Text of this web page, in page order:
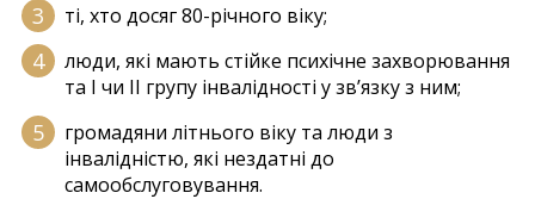
ті, хто досяг 80-річного віку;
люди, які мають стійке психічне захворювання
та І чи ІІ групу інвалідності у зв’язку з ним;
громадяни літнього віку та люди з
інвалідністю, які нездатні до
самообслуговування.